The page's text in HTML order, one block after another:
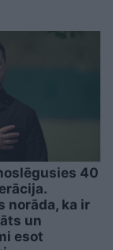
40
norāda, ka ir
un
esot